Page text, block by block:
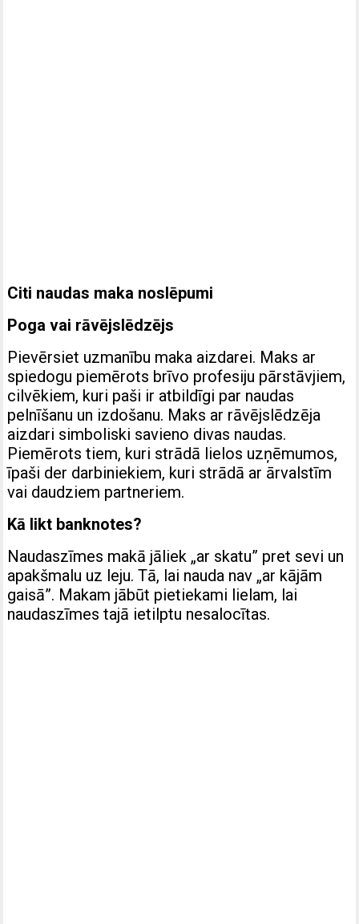
Citi naudas maka noslēpumi
Poga vai rāvējslēdzējs
Pievērsiet uzmanību maka aizdarei. Maks ar
spiedogu piemērots brīvo profesiju pārstāvjiem,
cilvēkiem, kuri paši ir atbildīgi par naudas
pelnīšanu un izdošanu. Maks ar rāvējslēdzēja
aizdari simboliski savieno divas naudas.
Piemērots tiem, kuri strādā lielos uzņēmumos,
īpaši der darbiniekiem, kuri strādā ar ārvalstīm
vai daudziem partneriem.
Kā likt banknotes?
Naudaszīmes makā jāliek „ar skatu” pret sevi un
apakšmalu uz leju. Tā, lai nauda nav „ar kājām
gaisā”. Makam jābūt pietiekami lielam, lai
naudaszīmes tajā ietilptu nesalocītas.